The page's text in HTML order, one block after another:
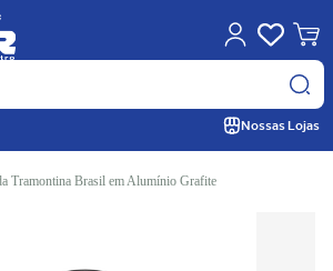
Nossas Lojas
Tramontina Brasil em Alumínio Grafite